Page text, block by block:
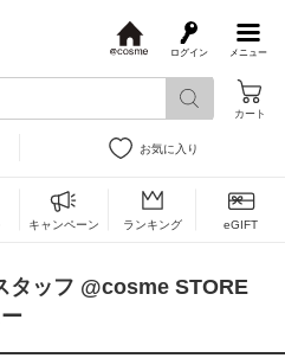
メニュー
ログイン
s
カート
お気に入り
キャンペーン ランキング eGIFT
ッフ @cosme STORE